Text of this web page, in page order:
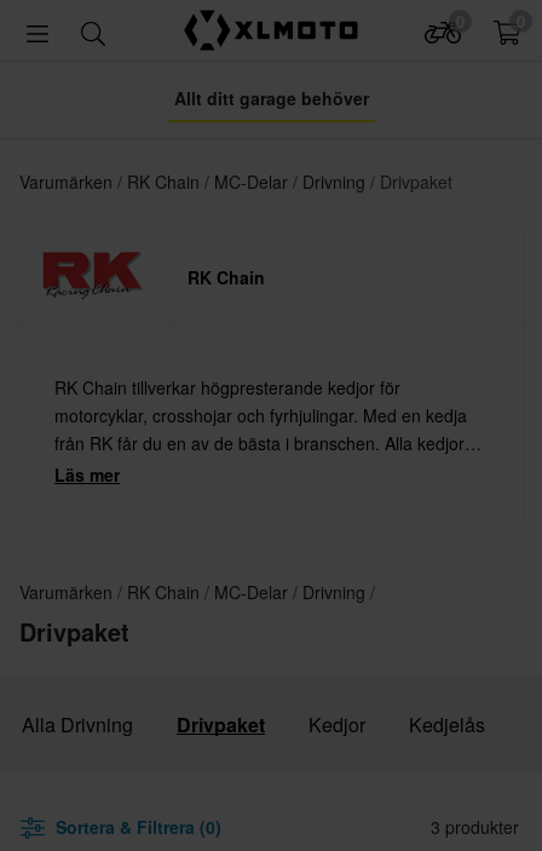
Allt ditt garage behöver
Varumärken RK Chain MC-Delar Drivning Drivpaket
RK Chain
RK Chain tillverkar högpresterande kedjor för
motorcyklar, crosshojar och fyrhjulingar. Med en kedja
från RK får du en av de bästa i branschen. Alla kedjor
tillverkas av förstklassiga material för maximal styrka,
Läs mer
Varumärken RK Chain MC-Delar Drivning
Drivpaket
Alla Drivning Drivpaket Kedjor Kedjelås
Sortera & Filtrera (0) 3 produkter